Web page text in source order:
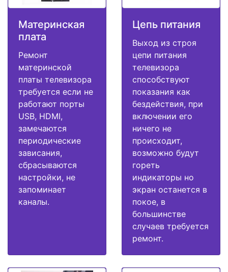
Материнская
плата
Ремонт
материнской
платы телевизора
требуется если не
работают порты
USB, HDMI,
замечаются
периодические
зависания,
сбрасываются
настройки, не
запоминает
каналы.
Цепь питания
Выход из строя
цепи питания
телевизора
способствуют
показания как
бездействия, при
включении его
ничего не
происходит,
возможно будут
гореть
индикаторы но
экран останется в
покое, в
большинстве
случаев требуется
ремонт.